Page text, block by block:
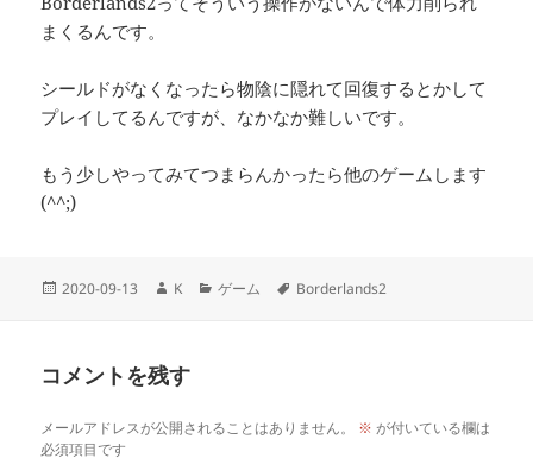
まくるんです。
シールドがなくなったら物陰に隠れて回復するとかして
プレイしてるんですが、なかなか難しいです。
もう少しやってみてつまらんかったら他のゲームします
(^^;)
投
2020-09-13
作
K
カ
ゲーム
タ
Borderlands2
コメントを残す
メールアドレスが公開されることはありません。 ※ が付いている欄は
必須項目です